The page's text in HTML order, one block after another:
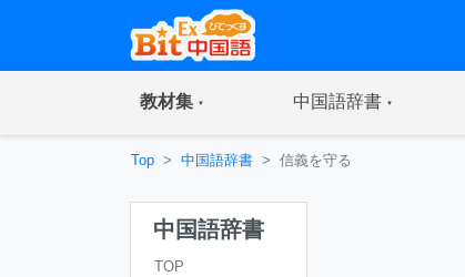
教材集(current) 中国語辞書(current)
Top 中国語辞書 信義を守る
中国語辞書
TOP